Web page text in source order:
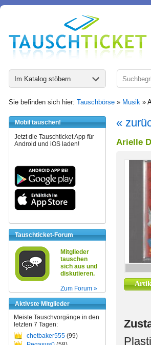
Im Katalog stöbern
Sie befinden sich hier: Tauschbörse » Musik »
Mobil tauschen!
Jetzt die Tauschticket App für
Android und iOS laden!
Tauschticket-Forum
Mitglieder
tauschen
sich aus und
diskutieren.
Zum Forum »
Aktivste Mitglieder
Meiste Tauschvorgänge in den
letzten 7 Tagen:
chetbaker555 (99)
«
Arielle